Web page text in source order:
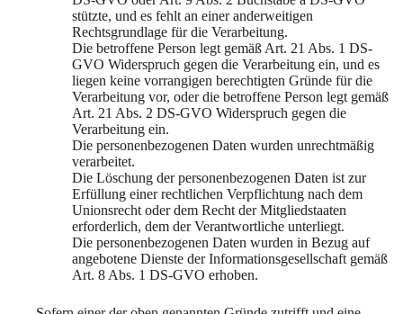
stützte, und es fehlt an einer anderweitigen
Rechtsgrundlage für die Verarbeitung.
Die betroffene Person legt gemäß Art. 21 Abs. 1 DS-
GVO Widerspruch gegen die Verarbeitung ein, und es
liegen keine vorrangigen berechtigten Gründe für die
Verarbeitung vor, oder die betroffene Person legt gemäß
Art. 21 Abs. 2 DS-GVO Widerspruch gegen die
Verarbeitung ein.
Die personenbezogenen Daten wurden unrechtmäßig
verarbeitet.
Die Löschung der personenbezogenen Daten ist zur
Erfüllung einer rechtlichen Verpflichtung nach dem
Unionsrecht oder dem Recht der Mitgliedstaaten
erforderlich, dem der Verantwortliche unterliegt.
Die personenbezogenen Daten wurden in Bezug auf
angebotene Dienste der Informationsgesellschaft gemäß
Art. 8 Abs. 1 DS-GVO erhoben.